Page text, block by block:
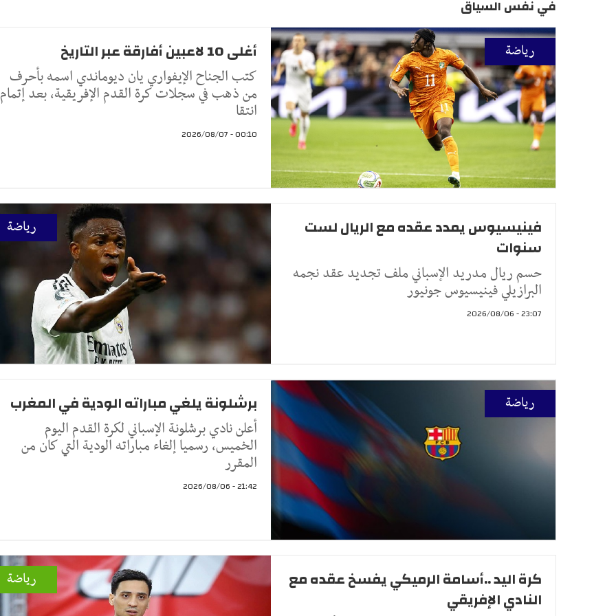
في نفس السياق
رياضة
أغلى 10 لاعبين أفارقة عبر التاريخ
كتب الجناح الإيفواري يان ديوماندي اسمه بأحرف
من ذهب في سجلات كرة القدم الإفريقية، بعد إتمام
انتقا
00:10 - 2026/08/07
رياضة
فينيسيوس يمدد عقده مع الريال لست
سنوات
حسم ريال مدريد الإسباني ملف تجديد عقد نجمه
البرازيلي فينيسيوس جونيور
23:07 - 2026/08/06
رياضة برشلونة يلغي مباراته الودية في المغرب
أعلن نادي برشلونة الإسباني لكرة القدم اليوم
الخميس، رسميا إلغاء مباراته الودية التي كان من
المقرر
21:42 - 2026/08/06
رياضة
كرة اليد ..أسامة الرميكي يفسخ عقده مع
النادي الإفريقي